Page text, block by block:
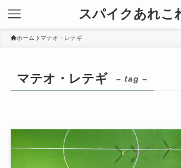
スパイクあれこ
ホーム マテオ・レテギ
マテオ・レテギ – tag –